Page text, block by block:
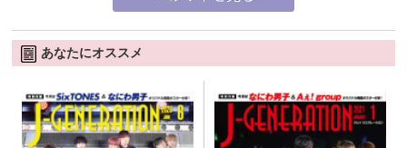
あなたにオススメ